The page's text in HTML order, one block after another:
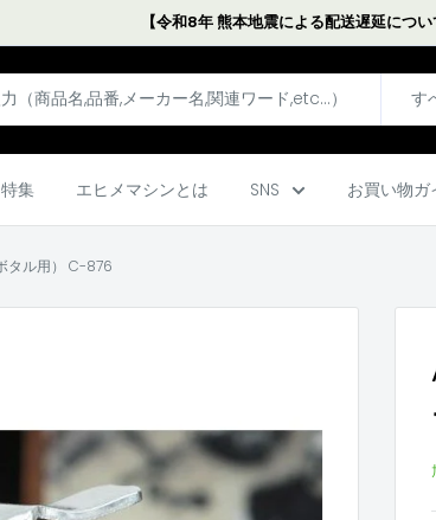
【令和8年 熊本地震による配送遅延につい
す
集 エヒメマシンとは SNS お買い物ガ
タル用） C-876